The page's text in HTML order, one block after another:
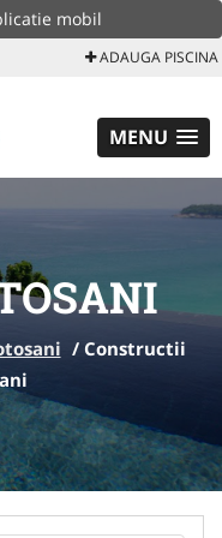
mobil
ADAUGA PISCINA
MENU
/ Constructii